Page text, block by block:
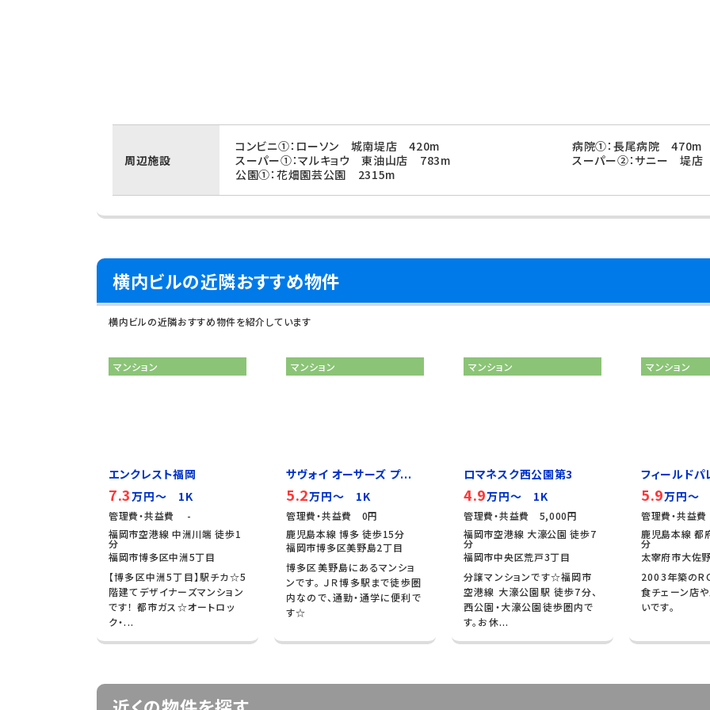
周辺施設
コンビニ①：ローソン 城南堤店 420m
病院①：長尾病院 470m
スーパー①：マルキョウ 東油山店 783m
スーパー②：サニー 堤
公園①：花畑園芸公園 2315m
横内ビルの近隣おすすめ物件
横内ビルの近隣おすすめ物件を紹介しています
マンション
エンクレスト福岡
7.3万円～ 1K
管理費・共益費 -
福岡市空港線 中洲川端 徒歩1
分
福岡市博多区中洲5丁目
【博多区中洲5丁目】駅チカ☆5
階建てデザイナーズマンション
です！ 都市ガス☆オートロッ
ク・...
マンション
サヴォイ オーサーズ プ...
5.2万円～ 1K
管理費・共益費 0円
鹿児島本線 博多 徒歩15分
福岡市博多区美野島2丁目
博多区美野島にあるマンショ
ンです。 ＪＲ博多駅まで徒歩圏
内なので、通勤・通学に便利で
す☆
マンション
ロマネスク西公園第3
4.9万円～ 1K
管理費・共益費 5,000円
福岡市空港線 大濠公園 徒歩7
分
福岡市中央区荒戸3丁目
分譲マンションです☆福岡市
空港線 大濠公園駅 徒歩7分、
西公園・大濠公園徒歩圏内で
す。お休...
マンション
フィールドパ
5.9万円～
管理費・共益
鹿児島本線 都
分
太宰府市大佐
2003年築の
食チェーン店
いです。